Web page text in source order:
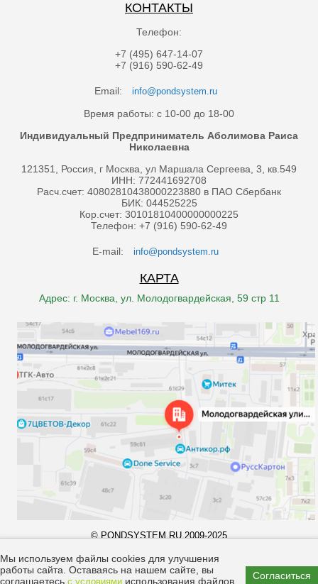
КОНТАКТЫ
Телефон:
+7 (495) 647-14-07
+7 (916) 590-62-49
Email: info@pondsystem.ru
Время работы: с 10-00 до 18-00
Индивидуальный Предприниматель Аболимова Раиса
Николаевна
121351, Россия, г Москва, ул Маршала Сергеева, 3, кв.549
ИНН: 772441692708
Расч.счет: 40802810438000223880 в ПАО Сбербанк
БИК: 044525225
Кор.счет: 30101810400000000225
Телефон: +7 (916) 590-62-49
E-mail: info@pondsystem.ru
КАРТА
Адрес: г. Москва, ул. Молодогвардейская, 59 стр 11
© PONDSYSTEM.RU 2009-2025
материалов запрещено законом.
Мы используем файлы cookies для улучшения
работы сайта. Оставаясь на нашем сайте, вы
соглашаетесь с условиями использования файлов Согласиться